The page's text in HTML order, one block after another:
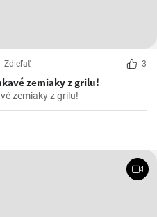
Zdieľať 3
zemiaky z grilu!
zemiaky z grilu!